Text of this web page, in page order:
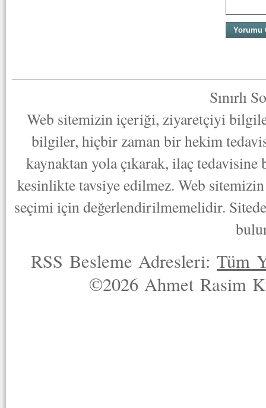
Sınırlı
Web sitemizin içeriği, ziyaretçiyi
bilgiler, hiçbir zaman bir hekim
kaynaktan yola çıkarak, ilaç
kesinlikte tavsiye edilmez. Web
seçimi için değerlendirilmemelidir.
RSS Besleme Adresleri:Tüm
©2026 Ahmet Rasim